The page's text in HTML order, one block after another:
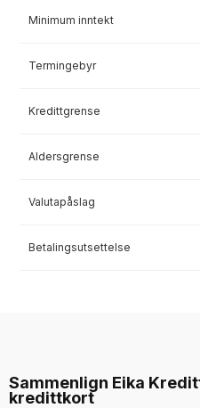
Minimum inntekt
Termingebyr
Kredittgrense
Aldersgrense
Valutapåslag
Betalingsutsettelse
Sammenlign Eika
kredittkort